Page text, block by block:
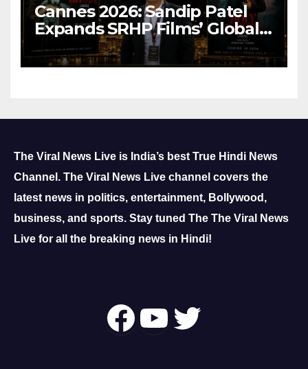
Cannes 2026: Sandip Patel
Expands SRHP Films’ Global
Reach
The Viral News Live is India’s best True Hindi News
Channel. The Viral News Live channel covers the
latest news in politics, entertainment, Bollywood,
business, and sports. Stay tuned The The Viral News
Live for all the breaking news in Hindi!
Follow Us OnYouTube
Twitter